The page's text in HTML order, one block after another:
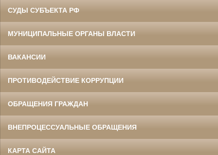
СУДЫ СУБЪЕКТА РФ
МУНИЦИПАЛЬНЫЕ ОРГАНЫ ВЛАСТИ
ВАКАНСИИ
ПРОТИВОДЕЙСТВИЕ КОРРУПЦИИ
ОБРАЩЕНИЯ ГРАЖДАН
ВНЕПРОЦЕССУАЛЬНЫЕ ОБРАЩЕНИЯ
КАРТА САЙТА